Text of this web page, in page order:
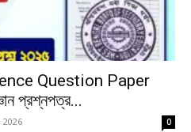
Question Paper
প্রশ্নপত্র...
0